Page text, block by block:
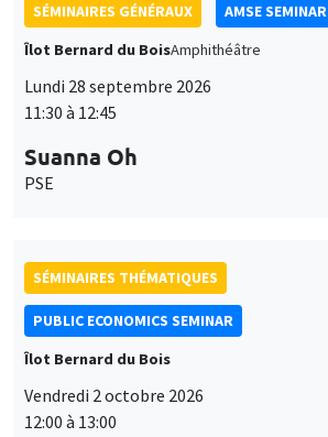
SÉMINAIRES GÉNÉRAUX
AMSE SEMINAR
Îlot Bernard du BoisAmphithéâtre
Lundi 28 septembre 2026
11:30 à 12:45
Suanna Oh
PSE
SÉMINAIRES THÉMATIQUES
PUBLIC ECONOMICS SEMINAR
Îlot Bernard du Bois
Vendredi 2 octobre 2026
12:00 à 13:00